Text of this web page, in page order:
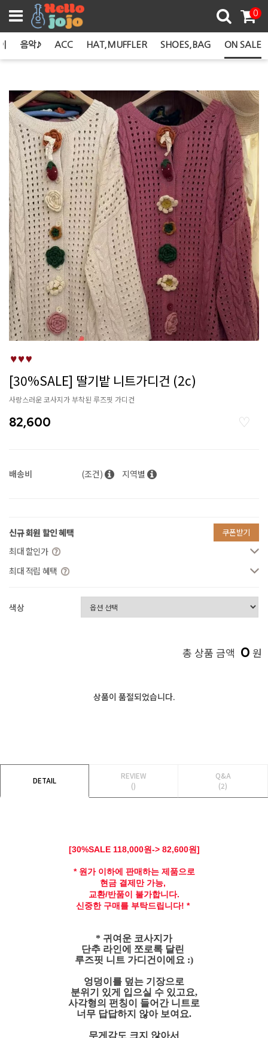
0
음악♪ ACC HAT,MUFFLER SHOES,BAG ON SALE
[30%SALE] 딸기밭 니트가디건 (2c)
사랑스러운 코사지가 부착된 루즈핏 가디건
82,600
배송비 (조건) 지역별
신규 회원 할인 혜택 쿠폰받기
최대 할인가
최대 적립 혜택
색상
총 상품 금액 0 원
상품이 품절되었습니다.
DETAIL
REVIEW
()
Q&A
(2)
[30%SALE 118,000원-> 82,600원]
* 원가 이하에 판매하는 제품으로
현금 결제만 가능,
교환/반품이 불가합니다.
신중한 구매를 부탁드립니다! *
* 귀여운 코사지가
단추 라인에 쪼로록 달린
루즈핏 니트 가디건이에요 :)
엉덩이를 덮는 기장으로
분위기 있게 입으실 수 있고요,
사각형의 펀칭이 들어간 니트로
너무 답답하지 않아 보여요.
무게감도 크지 않아서